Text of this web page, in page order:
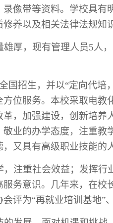
录像带等资料。学校具有
养以及相关法律法规知
厚，现有管理人员5人
国招生，并以“定向代培
方位服务。本校采取电教
革，加强建设，创新培
敬业的办学态度，注重教
，又具有高级职业技能的
，注重社会效益；发挥行
服务意识。几年来，在校
会评为“再就业培训基地”